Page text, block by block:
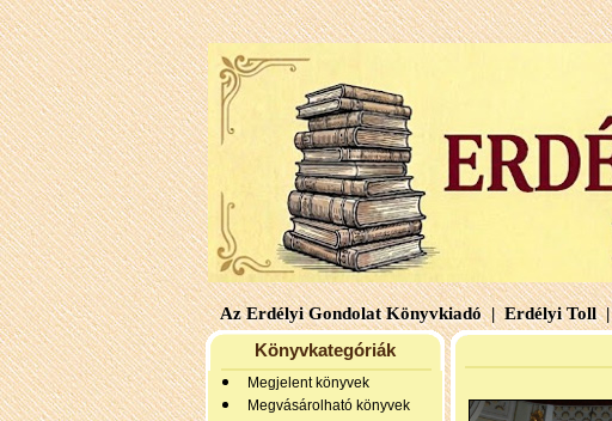
Az Erdélyi Gondolat Könyvkiadó | Erdélyi Toll |
Könyvkategóriák
Megjelent könyvek
Megvásárolható könyvek